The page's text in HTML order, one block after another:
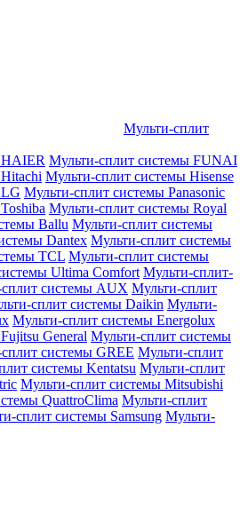
Мульти-сплит
Мульти-сплит системы FUNAI
Мульти-сплит системы Hisense
Мульти-сплит системы Panasonic
Мульти-сплит системы Royal
Ballu Мульти-сплит системы
Dantex Мульти-сплит системы
TCL Мульти-сплит системы
Ultima Comfort Мульти-сплит-
системы AUX Мульти-сплит
сплит системы Daikin Мульти-
Мульти-сплит системы Energolux
General Мульти-сплит системы
системы GREE Мульти-сплит
системы Kentatsu Мульти-сплит
Мульти-сплит системы Mitsubishi
QuattroClima Мульти-сплит
сплит системы Samsung Мульти-